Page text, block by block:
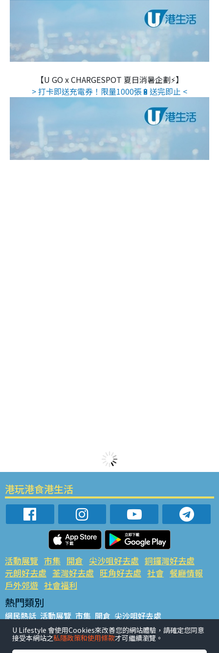
【U GO x CHARGESPOT 夏日消暑企劃⚡】
> 打卡即送充電券！限量1000張🔋送完即止 <
港玩港食港生活
活動展覽 市集 開倉 尖沙咀好去處 銅鑼灣好去處
元朗好去處 荃灣好去處 旺角好去處 社會 餐廳情報
戶外郊遊 社會福利
熱門類別
網民熱話 活動展覽 市集 開倉 尖沙咀好去處
銅鑼灣好去處 元朗好去處 荃灣好去處 旺角好去處 社會
餐廳情報 戶外郊遊
U Lifestyle 會使用Cookies來改善您的網站體驗，請確定您同意
接受本網站之私隱政策和使用條款才可繼續瀏覽。